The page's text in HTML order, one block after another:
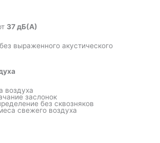
37 дБ(А)
выраженного акустического
воздуха
заслонок
без сквозняков
свежего воздуха